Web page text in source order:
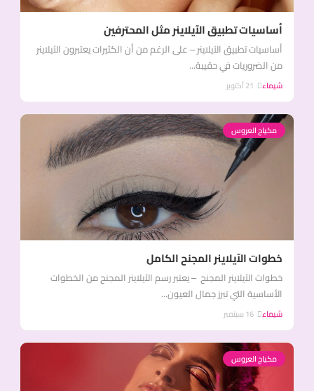
أساسيات تطبيق الآيلاينر مثل المحترفين
أساسيات تطبيق الآيلاينر – على الرغم من أن الكثيرات يعتبرون الآيلاينر
من الضروريات في حقيبة...
شيماء
مكياج العروس
خطوات الآيلاينر المجنح الكامل
خطوات الآيلاينر المجنح – يعتبر رسم الآيلاينر المجنح من الخطوات
الأساسية التي تبرز جمال العيون...
شيماء
مكياج العروس